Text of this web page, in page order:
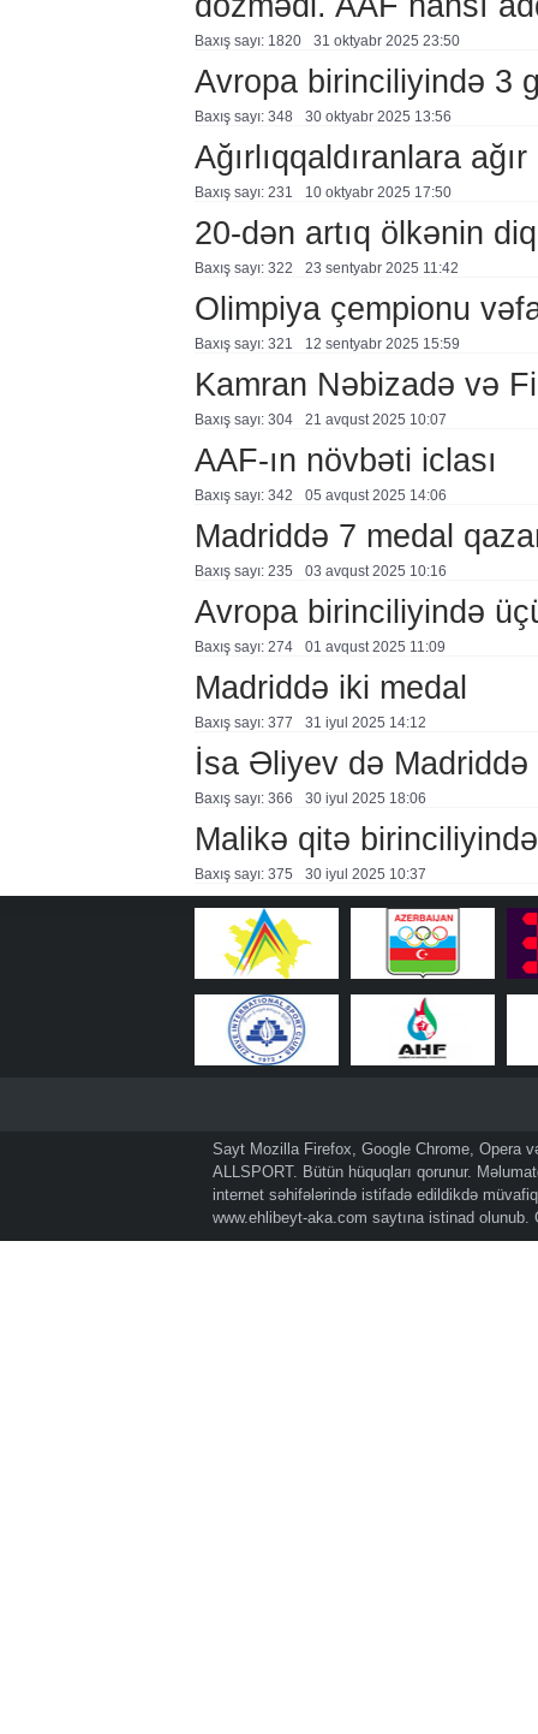
Baxış sayı: 1820 31 oktyabr 2025 23:50
Avropa birinciliyində 3
Baxış sayı: 348 30 oktyabr 2025 13:56
Ağırlıqqaldıranlara
Baxış sayı: 231 10 oktyabr 2025 17:50
20-dən artıq ölkənin
Baxış sayı: 322 23 sentyabr 2025 11:42
Olimpiya çempionu
Baxış sayı: 321 12 sentyabr 2025 15:59
Kamran Nəbizadə və
Baxış sayı: 304 21 avqust 2025 10:07
AAF-ın növbəti iclası
Baxış sayı: 342 05 avqust 2025 14:06
Madriddə 7 medal
Baxış sayı: 235 03 avqust 2025 10:16
Avropa birinciliyində
Baxış sayı: 274 01 avqust 2025 11:09
Madriddə iki medal
Baxış sayı: 377 31 i̇yul 2025 14:12
İsa Əliyev də Madriddə
Baxış sayı: 366 30 i̇yul 2025 18:06
Malikə qitə
Baxış sayı: 375 30 i̇yul 2025 10:37
Sayt Mozilla Firefox, Google Chrome, Opera
ALLSPORT. Bütün hüquqları qorunur.
internet səhifələrində istifadə edildikdə
www.ehlibeyt-aka.com saytına istinad olunub.